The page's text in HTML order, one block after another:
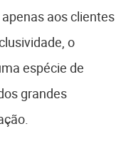
aos clientes
o
espécie de
grandes